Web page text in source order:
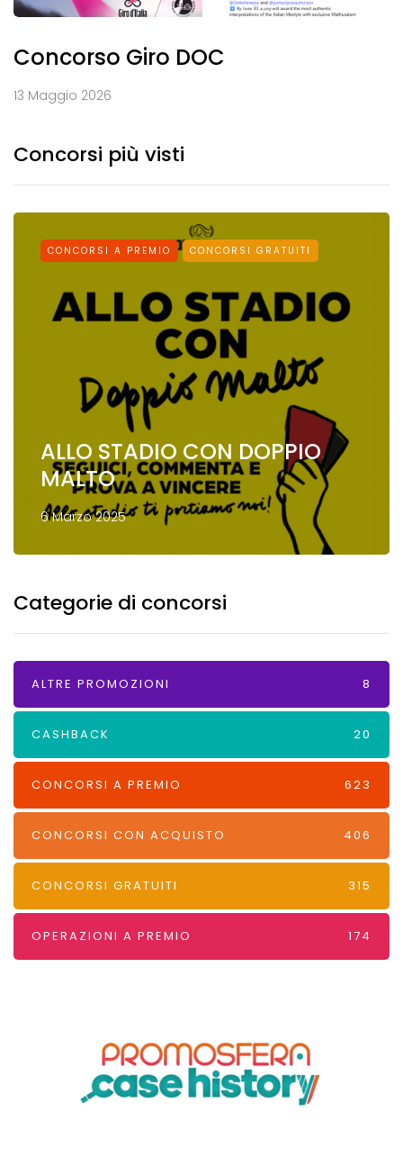
Concorso Giro DOC
13 Maggio 2026
Concorsi più visti
CONCORSI A PREMIO CONCORSI GRATUITI
ALLO STADIO CON DOPPIO
MALTO
6 Marzo 2025
Categorie di concorsi
ALTRE PROMOZIONI 8
CASHBACK 20
CONCORSI A PREMIO 623
CONCORSI CON ACQUISTO 406
CONCORSI GRATUITI 315
OPERAZIONI A PREMIO 174